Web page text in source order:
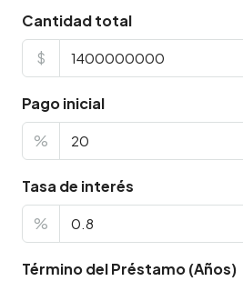
Cantidad total
$
Pago inicial
%
Tasa de interés
%
Término del Préstamo (Años)